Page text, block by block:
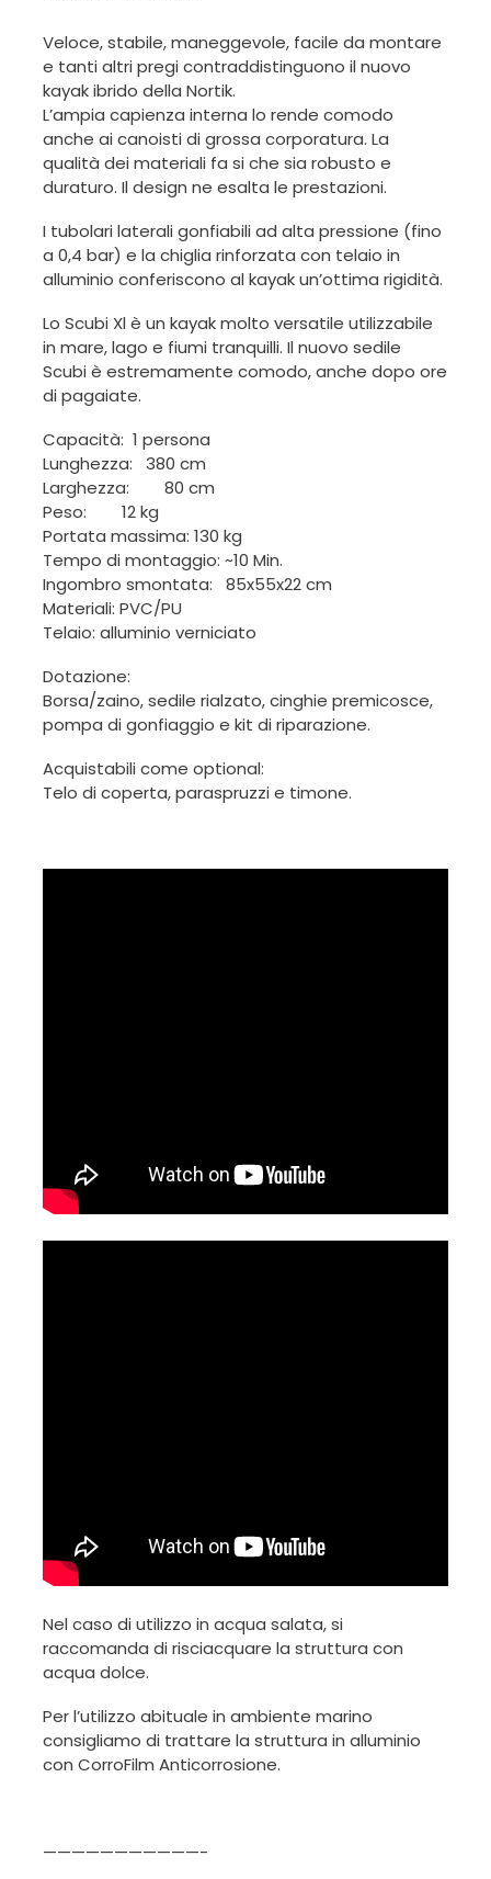
Veloce, stabile, maneggevole, facile da montare
e tanti altri pregi contraddistinguono il nuovo
kayak ibrido della Nortik.
L’ampia capienza interna lo rende comodo
anche ai canoisti di grossa corporatura. La
qualità dei materiali fa si che sia robusto e
duraturo. Il design ne esalta le prestazioni.
I tubolari laterali gonfiabili ad alta pressione (fino
a 0,4 bar) e la chiglia rinforzata con telaio in
alluminio conferiscono al kayak un’ottima rigidità.
Lo Scubi Xl è un kayak molto versatile utilizzabile
in mare, lago e fiumi tranquilli. Il nuovo sedile
Scubi è estremamente comodo, anche dopo ore
di pagaiate.
Capacità: 1 persona
Lunghezza: 380 cm
Larghezza: 80 cm
Peso: 12 kg
Portata massima: 130 kg
Tempo di montaggio: ~10 Min.
Ingombro smontata: 85x55x22 cm
Materiali: PVC/PU
Telaio: alluminio verniciato
Dotazione:
Borsa/zaino, sedile rialzato, cinghie premicosce,
pompa di gonfiaggio e kit di riparazione.
Acquistabili come optional:
Telo di coperta, paraspruzzi e timone.
Nel caso di utilizzo in acqua salata, si
raccomanda di risciacquare la struttura con
acqua dolce.
Per l’utilizzo abituale in ambiente marino
consigliamo di trattare la struttura in alluminio
con CorroFilm Anticorrosione.
———————————-